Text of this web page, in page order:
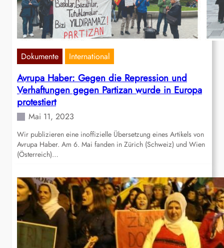
Dokumente International
Avrupa Haber: Gegen die Repression und
Verhaftungen gegen Partizan wurde in Europa
protestiert
Mai 11, 2023
Wir publizieren eine inoffizielle Übersetzung eines Artikels von
Avrupa Haber. Am 6. Mai fanden in Zürich (Schweiz) und Wien
(Österreich)…